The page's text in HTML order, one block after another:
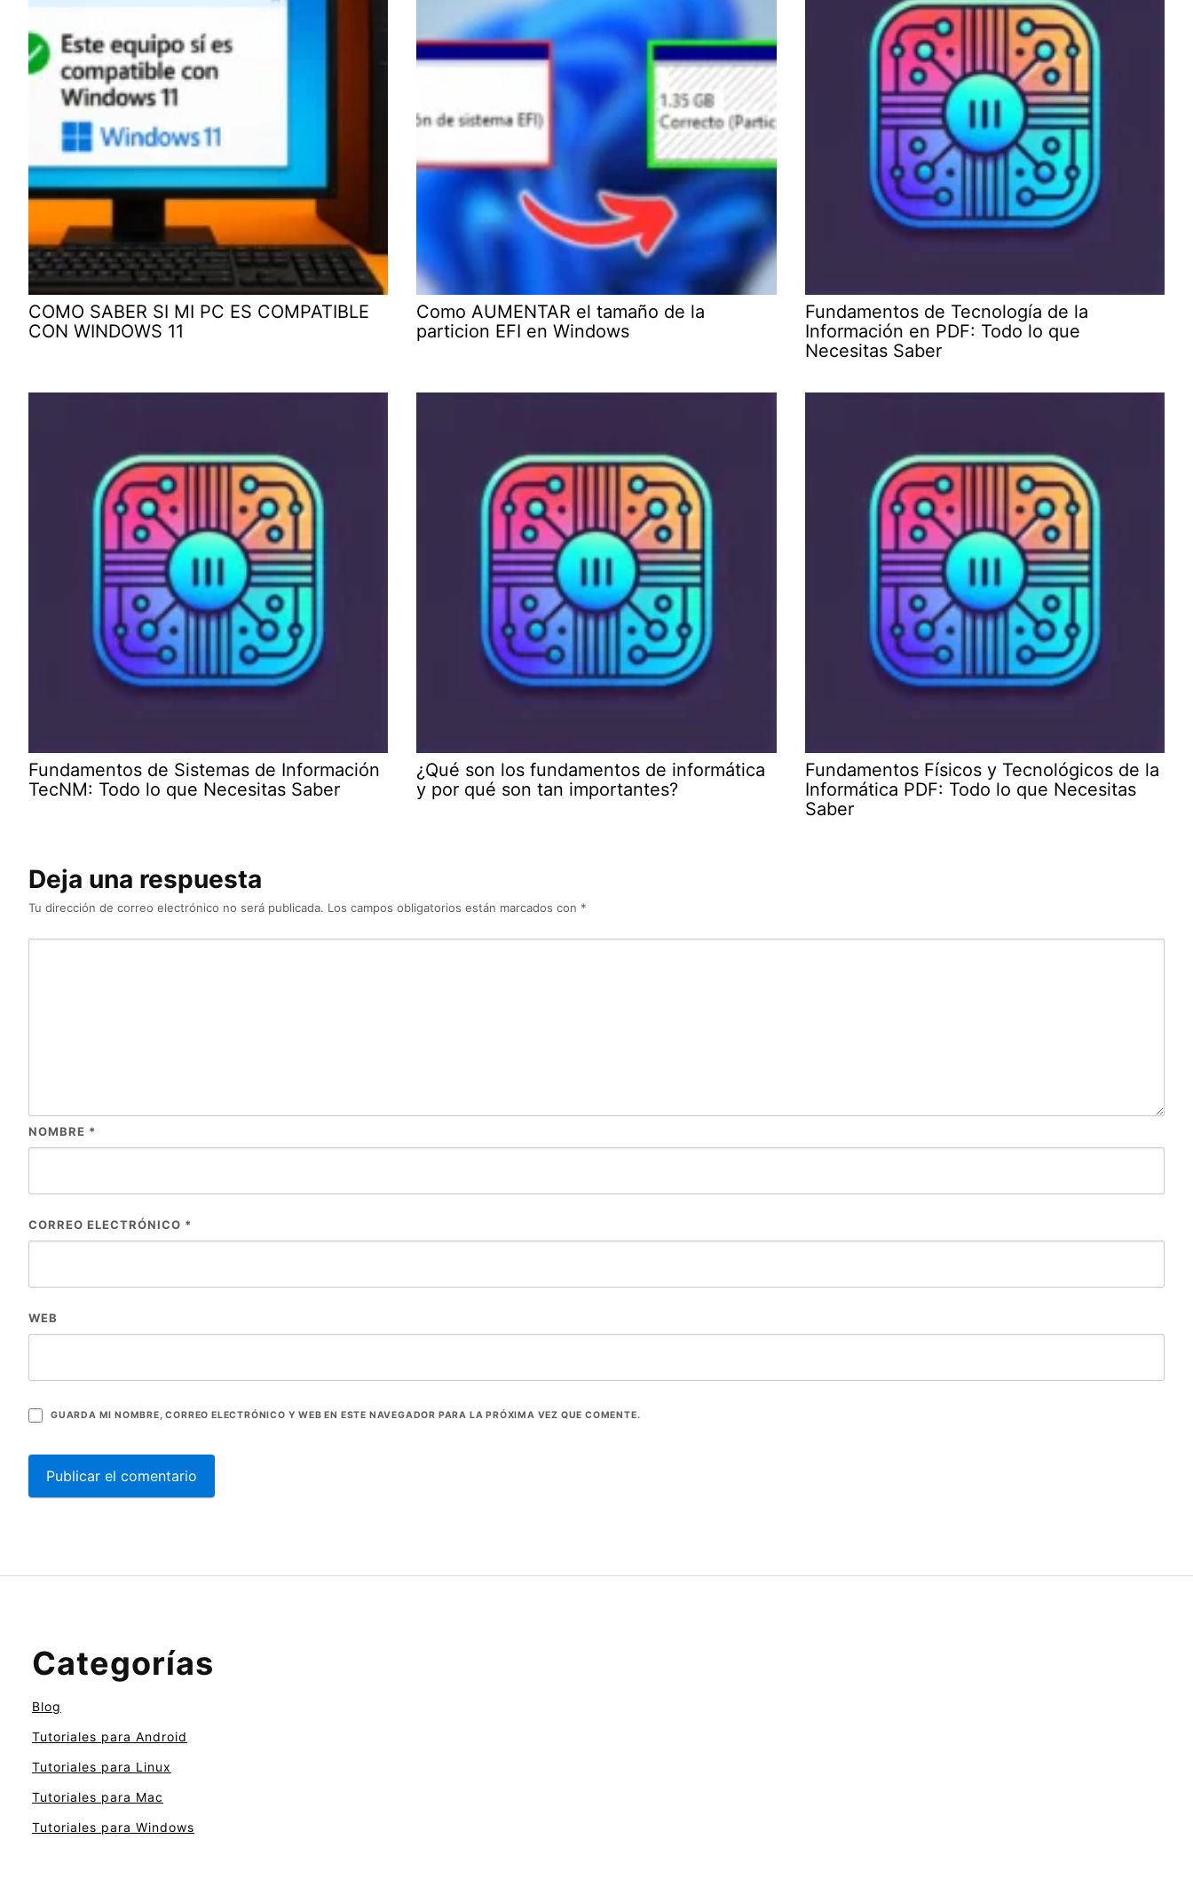
COMO SABER SI MI PC ES COMPATIBLE
CON WINDOWS 11
Como AUMENTAR el tamaño de la
particion EFI en Windows
Fundamentos de Tecnología de la
Información en PDF: Todo lo que
Necesitas Saber
Fundamentos de Sistemas de Información
TecNM: Todo lo que Necesitas Saber
¿Qué son los fundamentos de informática
y por qué son tan importantes?
Fundamentos Físicos y Tecnológicos de la
Informática PDF: Todo lo que Necesitas
Saber
Deja una respuesta
Tu dirección de correo electrónico no será publicada. Los campos obligatorios están marcados con *
NOMBRE *
CORREO ELECTRÓNICO *
WEB
GUARDA MI NOMBRE, CORREO ELECTRÓNICO Y WEB EN ESTE NAVEGADOR PARA LA PRÓXIMA VEZ QUE COMENTE.
Categorías
Blog
Tutoriales para Android
Tutoriales para Linux
Tutoriales para Mac
Tutoriales para Windows